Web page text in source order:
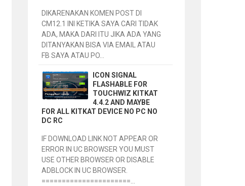
DIKARENAKAN KOMEN POST DI
CM12.1 INI KETIKA SAYA CARI TIDAK
ADA, MAKA DARI ITU JIKA ADA YANG
DITANYAKAN BISA VIA EMAIL ATAU
FB SAYA ATAU PO...
ICON SIGNAL
FLASHABLE FOR
TOUCHWIZ KITKAT
4.4.2 AND MAYBE
FOR ALL KITKAT DEVICE NO PC NO
DC RC
IF DOWNLOAD LINK NOT APPEAR OR
ERROR IN UC BROWSER YOU MUST
USE OTHER BROWSER OR DISABLE
ADBLOCK IN UC BROWSER.
======================...